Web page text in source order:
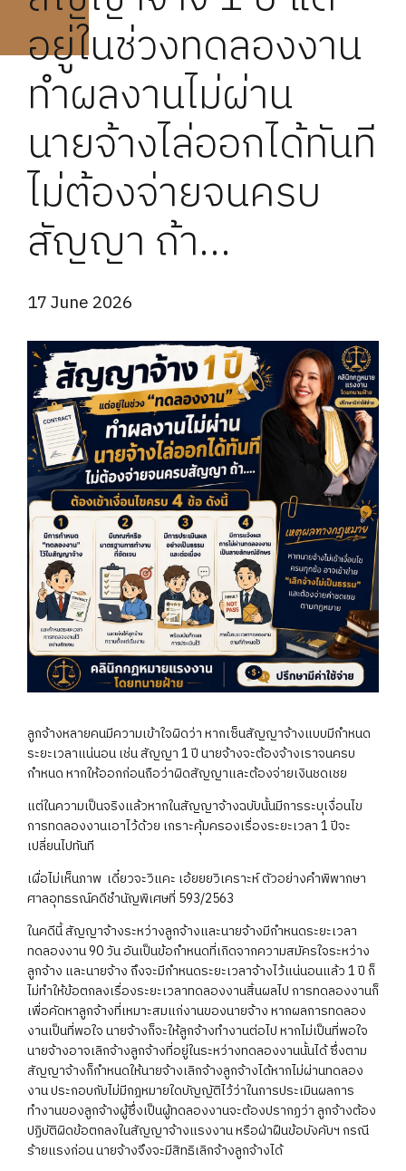
อยู่ในช่วงทดลองงาน
ทำผลงานไม่ผ่าน
นายจ้างไล่ออกได้ทันที
ไม่ต้องจ่ายจนครบ
สัญญา ถ้า…
17 June 2026
ลูกจ้างหลายคนมีความเข้าใจผิดว่า หากเซ็นสัญญาจ้างแบบมีกำหนด
ระยะเวลาแน่นอน เช่น สัญญา 1 ปี นายจ้างจะต้องจ้างเราจนครบ
กำหนด หากให้ออกก่อนถือว่าผิดสัญญาและต้องจ่ายเงินชดเชย
แต่ในความเป็นจริงแล้วหากในสัญญาจ้างฉบับนั้นมีการระบุเงื่อนไข
การทดลองงานเอาไว้ด้วย เกราะคุ้มครองเรื่องระยะเวลา 1 ปีจะ
เปลี่ยนไปทันที
เผื่อไม่เห็นภาพ เดี๋ยวจะวิแคะ เอ้ยยยวิเคราะห์ ตัวอย่างคำพิพากษา
ศาลอุทธรณ์คดีชำนัญพิเศษที่ 593/2563
ในคดีนี้ สัญญาจ้างระหว่างลูกจ้างและนายจ้างมีกำหนดระยะเวลา
ทดลองงาน 90 วัน อันเป็นข้อกำหนดที่เกิดจากความสมัครใจระหว่าง
ลูกจ้าง และนายจ้าง ถึงจะมีกำหนดระยะเวลาจ้างไว้แน่นอนแล้ว 1 ปี ก็
ไม่ทำให้ข้อตกลงเรื่องระยะเวลาทดลองงานสิ้นผลไป การทดลองงานก็
เพื่อคัดหาลูกจ้างที่เหมาะสมแก่งานของนายจ้าง หากผลการทดลอง
งานเป็นที่พอใจ นายจ้างก็จะให้ลูกจ้างทำงานต่อไป หากไม่เป็นที่พอใจ
นายจ้างอาจเลิกจ้างลูกจ้างที่อยู่ในระหว่างทดลองงานนั้นได้ ซึ่งตาม
สัญญาจ้างก็กำหนดให้นายจ้างเลิกจ้างลูกจ้างได้หากไม่ผ่านทดลอง
งาน ประกอบกับไม่มีกฎหมายใดบัญญัติไว้ว่าในการประเมินผลการ
ทำงานของลูกจ้างผู้ซึ่งเป็นผู้ทดลองงานจะต้องปรากฏว่า ลูกจ้างต้อง
ปฏิบัติผิดข้อตกลงในสัญญาจ้างแรงงาน หรือฝ่าฝืนข้อบังคับฯ กรณี
ร้ายแรงก่อน นายจ้างจึงจะมีสิทธิเลิกจ้างลูกจ้างได้